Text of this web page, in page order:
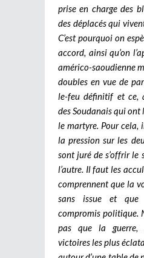
prise en charge des
des déplacés qui
C’est pourquoi on
accord, ainsi qu’on
américo-saoudienne
doubles en vue de
le-feu définitif et ce,
des Soudanais qui
le martyre. Pour
la pression sur les
sont juré de s’offrir le
l’autre. Il faut les
comprennent que la
sans issue et
compromis politique.
pas que la guerre,
victoires les plus